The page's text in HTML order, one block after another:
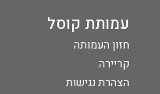
עמותת קוסל
חזון העמותה
קריירה
הצהרת נגישות